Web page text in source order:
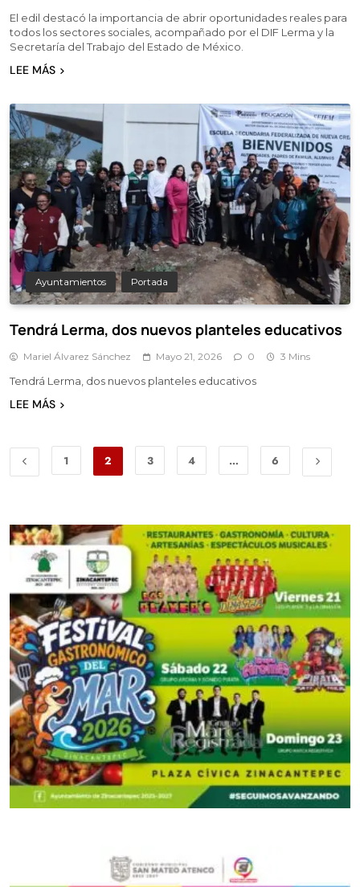
El edil destacó la importancia de abrir oportunidades reales para
todos los sectores sociales, acompañado por el DIF Lerma y la
Secretaría del Trabajo del Estado de México.
LEE MÁS
Ayuntamientos Portada
Tendrá Lerma, dos nuevos planteles educativos
Mariel Álvarez Sánchez Mayo 21, 2026 0 3 Mins
Tendrá Lerma, dos nuevos planteles educativos
LEE MÁS
1 2 3 4 … 6